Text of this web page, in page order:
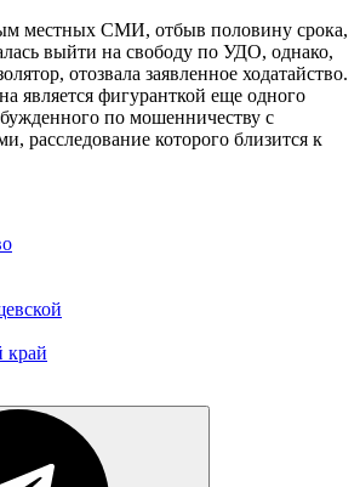
местных СМИ, отбыв половину срока,
выйти на свободу по УДО, однако,
отозвала заявленное ходатайство.
является фигуранткой еще одного
по мошенничеству с
расследование которого близится к
край